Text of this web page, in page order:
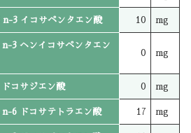
n-3 イコサペンタエン酸 10 mg
n-3 ヘンイコサペンタエン
0 mg
ドコサジエン酸 0 mg
n-6 ドコサテトラエン酸 17 mg